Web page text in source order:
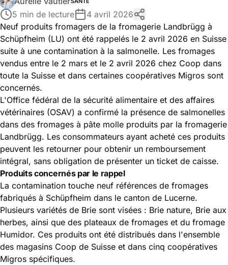
5 min de lecture
4 avril 2026
Neuf produits fromagers de la fromagerie Landbrügg à
Schüpfheim (LU) ont été rappelés le 2 avril 2026 en Suisse
suite à une contamination à la salmonelle. Les fromages
vendus entre le 2 mars et le 2 avril 2026 chez Coop dans
toute la Suisse et dans certaines coopératives Migros sont
concernés.
L'Office fédéral de la sécurité alimentaire et des affaires
vétérinaires (OSAV) a confirmé la présence de salmonelles
dans des fromages à pâte molle produits par la fromagerie
Landbrügg. Les consommateurs ayant acheté ces produits
peuvent les retourner pour obtenir un remboursement
intégral, sans obligation de présenter un ticket de caisse.
Produits concernés par le rappel
La contamination touche neuf références de fromages
fabriqués à Schüpfheim dans le canton de Lucerne.
Plusieurs variétés de Brie sont visées : Brie nature, Brie aux
herbes, ainsi que des plateaux de fromages et du fromage
Humidor. Ces produits ont été distribués dans l'ensemble
des magasins Coop de Suisse et dans cinq coopératives
Migros spécifiques.